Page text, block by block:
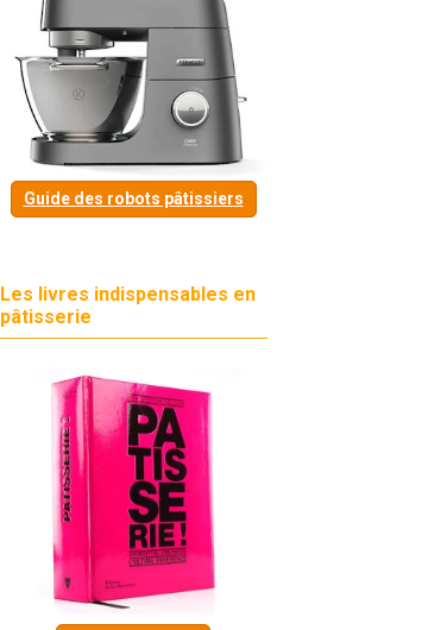
Guide des robots pâtissiers
Les livres indispensables en
pâtisserie